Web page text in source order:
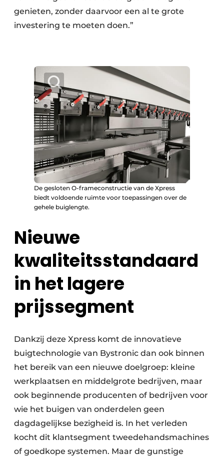
genieten, zonder daarvoor een al te grote
investering te moeten doen.”
De gesloten O-frameconstructie van de Xpress
biedt voldoende ruimte voor toepassingen over de
gehele buiglengte.
Nieuwe
kwaliteitsstandaard
in het lagere
prijssegment
Dankzij deze Xpress komt de innovatieve
buigtechnologie van Bystronic dan ook binnen
het bereik van een nieuwe doelgroep: kleine
werkplaatsen en middelgrote bedrijven, maar
ook beginnende producenten of bedrijven voor
wie het buigen van onderdelen geen
dagdagelijkse bezigheid is. In het verleden
kocht dit klantsegment tweedehandsmachines
of goedkope systemen. Maar de gunstige